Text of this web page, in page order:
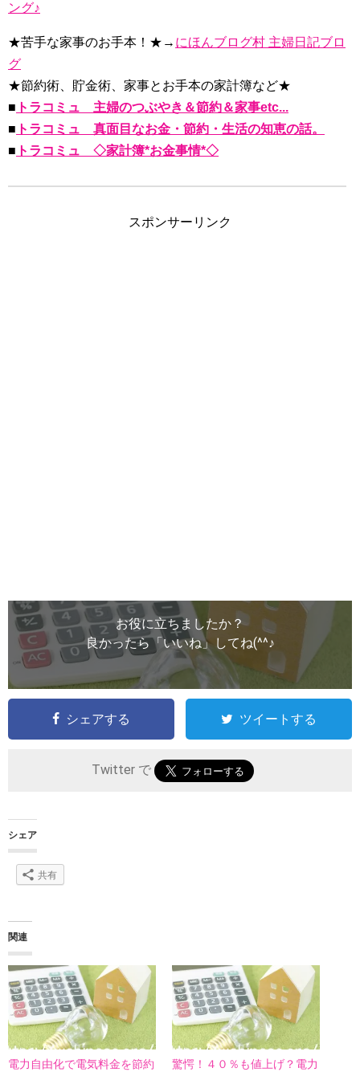
ング♪
★苦手な家事のお手本！★→ にほんブログ村 主婦日記ブロ
グ
★節約術、貯金術、家事とお手本の家計簿など★
■ トラコミュ 主婦のつぶやき＆節約＆家事etc...
■ トラコミュ 真面目なお金・節約・生活の知恵の話。
■ トラコミュ ◇家計簿*お金事情*◇
スポンサーリンク
お役に立ちましたか？
良かったら「いいね」してね(^^♪
シェアする ツイートする
Twitter で
シェア
共有
関連
電力自由化で電気料金を節約
驚愕！４０％も値上げ？電力